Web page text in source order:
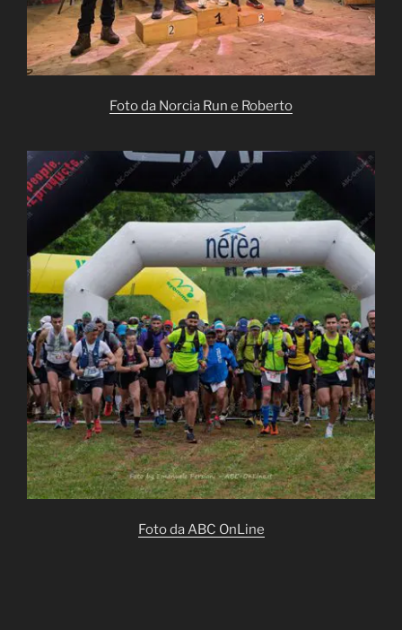
Foto da Norcia Run e Roberto
Foto da ABC OnLine